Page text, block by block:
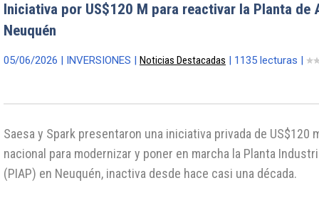
Iniciativa por US$120 M para reactivar la Planta de
Neuquén
05/06/2026 | INVERSIONES | Noticias Destacadas | 1135 lecturas |
Saesa y Spark presentaron una iniciativa privada de US$120
nacional para modernizar y poner en marcha la Planta
(PIAP) en Neuquén, inactiva desde hace casi una década.